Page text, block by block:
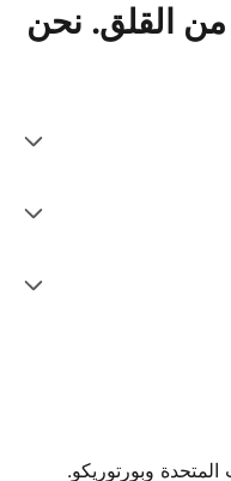
من القلق. نحن
وبورتوريكو.